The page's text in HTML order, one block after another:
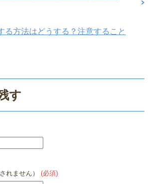
る方法はどうする？注意すること
す
れません） (必須)